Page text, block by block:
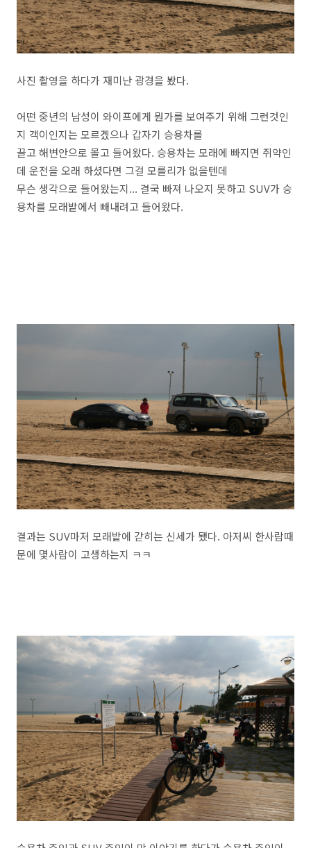
사진 촬영을 하다가 재미난 광경을 봤다.
어떤 중년의 남성이 와이프에게 뭔가를 보여주기 위해 그런것인
지 객이인지는 모르겠으나 갑자기 승용차를
끌고 해변안으로 몰고 들어왔다. 승용차는 모래에 빠지면 쥐약인
데 운전을 오래 하셨다면 그걸 모를리가 없을텐데
무슨 생각으로 들어왔는지... 결국 빠져 나오지 못하고 SUV가 승
용차를 모래밭에서 빼내려고 들어왔다.
결과는 SUV마저 모래밭에 갇히는 신세가 됐다. 아저씨 한사람때
문에 몇사람이 고생하는지 ㅋㅋ